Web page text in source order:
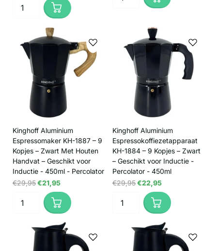
Kinghoff Aluminium
Espressomaker KH-1887 – 9
Kopjes – Zwart Met Houten
Handvat – Geschikt voor
Inductie - 450ml - Percolator
€29,95€21,95
Kinghoff Aluminium
Espressokoffiezetapparaat
KH-1884 – 9 Kopjes – Zwart
– Geschikt voor Inductie -
Percolator - 450ml
€29,95€22,95